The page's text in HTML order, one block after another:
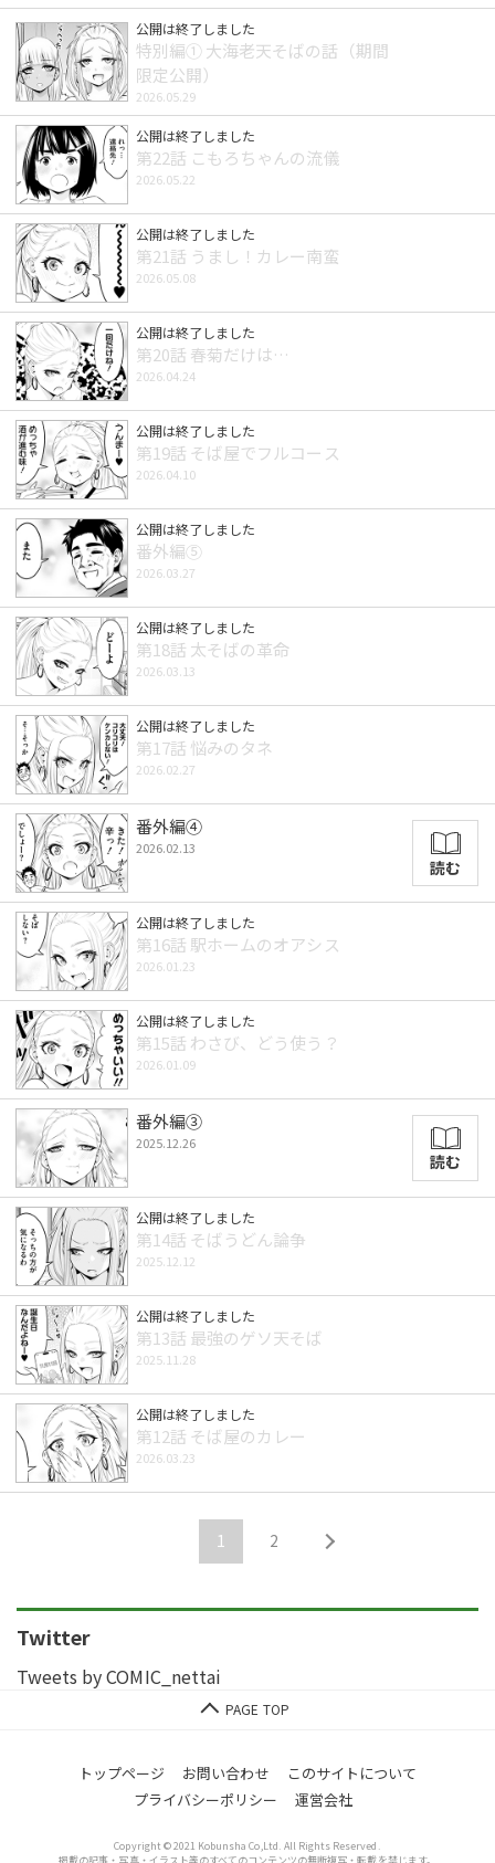
公開は終了しました
特別編① 大海老天そばの話（期間
限定公開）
2026.05.29
公開は終了しました
第22話 こもろちゃんの流儀
2026.05.22
公開は終了しました
第21話 うまし！カレー南蛮
2026.05.08
公開は終了しました
第20話 春菊だけは…
2026.04.24
公開は終了しました
第19話 そば屋でフルコース
2026.04.10
公開は終了しました
番外編⑤
2026.03.27
公開は終了しました
第18話 太そばの革命
2026.03.13
公開は終了しました
第17話 悩みのタネ
2026.02.27
番外編④
2026.02.13
読む
公開は終了しました
第16話 駅ホームのオアシス
2026.01.23
公開は終了しました
第15話 わさび、どう使う？
2026.01.09
番外編③
2025.12.26
読む
公開は終了しました
第14話 そばうどん論争
2025.12.12
公開は終了しました
第13話 最強のゲソ天そば
2025.11.28
公開は終了しました
第12話 そば屋のカレー
2026.03.23
1 2
Twitter
Tweets by COMIC_nettai
トップページ お問い合わせ
このサイトについて
プライバシーポリシー
運営会社
Copyright © 2021 Kobunsha Co,Ltd. All Rights Reserved.